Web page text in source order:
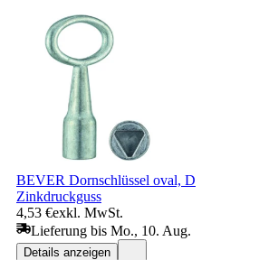
BEVER Dornschlüssel oval, D
Zinkdruckguss
4,53 €exkl. MwSt.
Lieferung bis Mo., 10. Aug.
Details anzeigen